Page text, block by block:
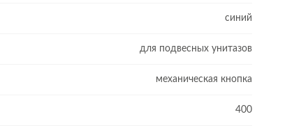
синий
для подвесных унитазов
механическая кнопка
400